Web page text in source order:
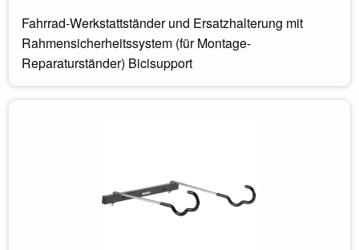
Fahrrad-Werkstattständer und Ersatzhalterung mit
Rahmensicherheitssystem (für Montage-
Reparaturständer) Bicisupport